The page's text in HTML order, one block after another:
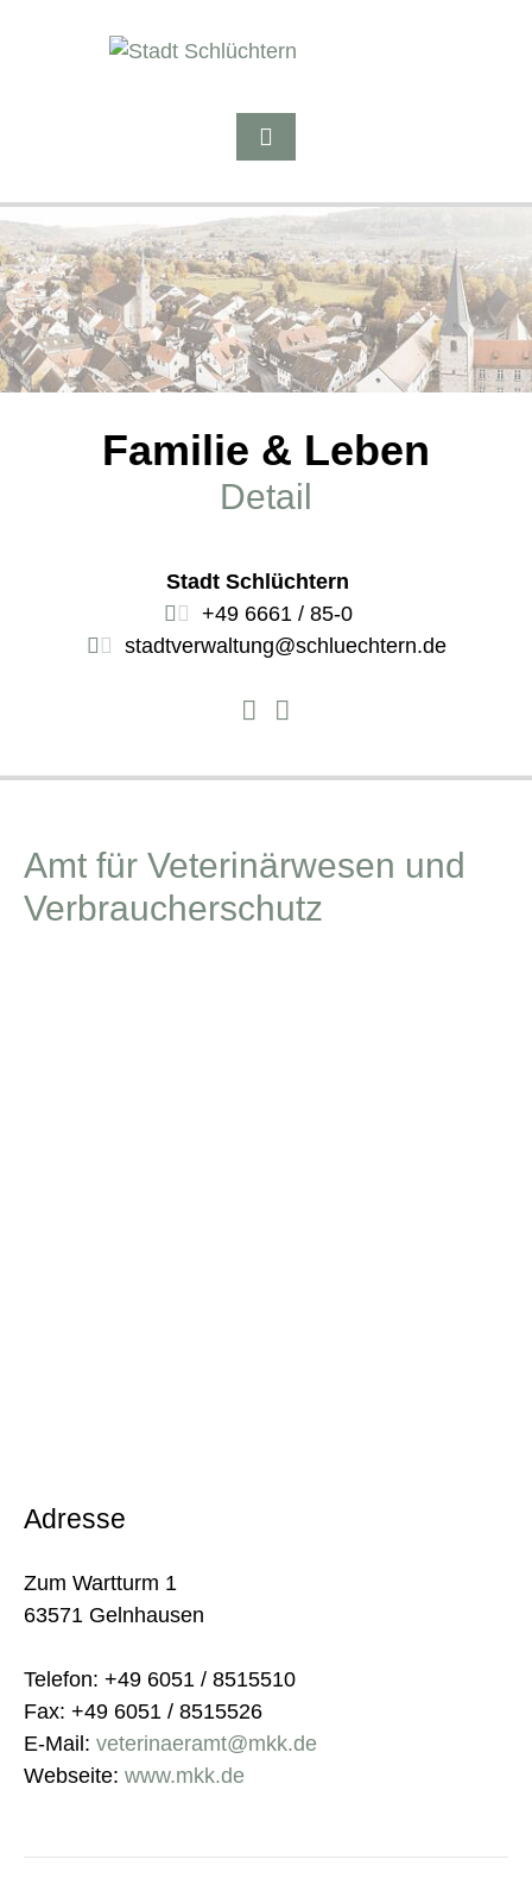
Familie & Leben
Detail
Stadt Schlüchtern
+49 6661 / 85-0
stadtverwaltung@schluechtern.de
Amt für Veterinärwesen und
Verbraucherschutz
Adresse
Zum Wartturm 1
63571 Gelnhausen
Telefon: +49 6051 / 8515510
Fax: +49 6051 / 8515526
E-Mail: veterinaeramt@mkk.de
Webseite: www.mkk.de